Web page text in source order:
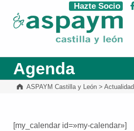
ASPAYM Castilla y León
Hazte Socio
Agenda
ASPAYM Castilla y León> Actualidad
[my_calendar id=»my-calendar»]